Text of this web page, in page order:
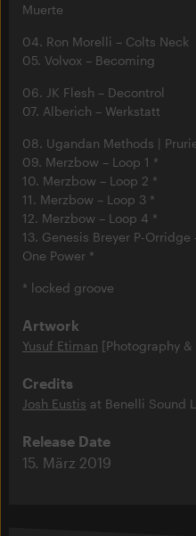
Muerte
04. Ron Morelli – Colts Neck
05. Volvox – Becoming
06. JK Flesh – Decontrol
07. Alberich – Werkstatt
08. Ugandan Methods |
09. Merzbow – Loop 1 *
10. Merzbow – Loop 2 *
11. Merzbow – Loop 3 *
12. Merzbow – Loop 4 *
13. Genesis Breyer P-
One Power *
* locked groove
Artwork
Yusuf Etiman [Photography &
Credits
Josh Eustis at Benelli Sound
Release Date
15. März 2019